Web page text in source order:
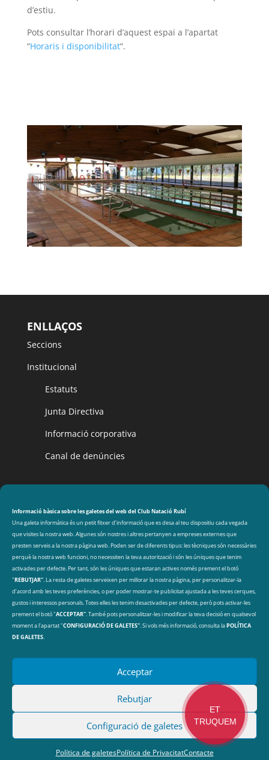
Informació bàsica sobre les galetes del web del Club Natació Rubí
Una galeta informàtica és un petit fitxer d’informació que es desa al teu dispositiu cada vegada
que visites la nostra web. Algunes són nostres i altres pertanyen a empreses externes que
presten serveis a la nostra pàgina web. Poden ser de diferents tipus: les tècniques són necessàries
perquè la nostra web funcioni, no necessiten la teva autorització i són les úniques que tenim
activades per defecte. Per tant, són les úniques que estaran actives només prement el botó
"REBUTJAR". La resta de galetes serveixen per millorar la nostra pàgina, per personalitzar-la
d’acord amb les teves preferències, o per poder mostrar-te publicitat ajustada a les teves cerques,
gustos i interessos personals. Totes elles les tenim desactivades per defecte, però pots activar-les
prement el botó "ACCEPTAR". També pots personalitzar-les i modificar la teva decisió en qualsevol
moment a l'apartat "CONFIGURACIÓ DE GALETES". Si vols més informació, consulta laPOLÍTICA
DE GALETES.
Acceptar
Rebutjar
Configuració de galetes
Política de galetesPolítica de PrivacitatContacte
d’estiu.
Pots consultar l’horari d’aquest espai a l’apartat
“Horaris i disponibilitat“.
ENLLAÇOS
Seccions
Institucional
Estatuts
Junta Directiva
Informació corporativa
Canal de denúncies
Avinguda de les Olimpíades s/n, 08191 Rubí
DADES DE CONTACTE
cnr@cnrubi.cat
93 606 40 97
ARXIUArxius
® 2025 Club Natació Rubí |Política de protecció de
dades|Política de Privacitat|Política de galetes|
Canal de denúncies
TRUQUEM